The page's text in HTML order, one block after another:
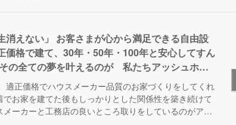
消えない」 お客さまが心から満足できる自由設
価格で建て、30年・50年・100年と安心してすん
の全ての夢を叶えるのが 私たちアッシュホー
イン性を高めたハウスメーカーの良さと、価格
た工務店の良さを融合させた住宅を実現できる
。
適正価格でハウスメーカー品質のお家づくりをしてくれ
お家を建てた後もしっかりとした関係性を築き続けて
メーカーと工務店の良いところ取りをしているのがアッ